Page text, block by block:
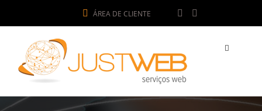
ÁREA DE CLIENTE